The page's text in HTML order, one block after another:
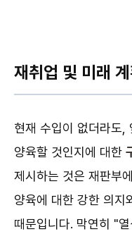
재취업 및 미래 계
현재 수입이 없더라도,
양육할 것인지에 대한
제시하는 것은 재판부
양육에 대한 강한 의지
때문입니다. 막연히 "